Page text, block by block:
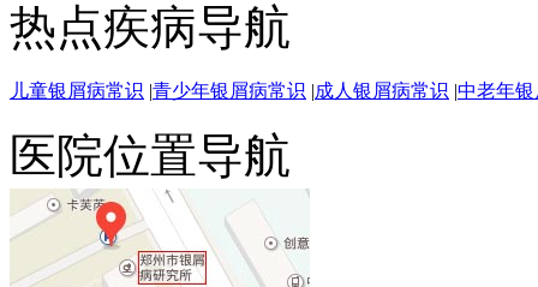
热点疾病导航
儿童银屑病常识 |青少年银屑病常识 |成人银屑病常识 |中老年
医院位置导航